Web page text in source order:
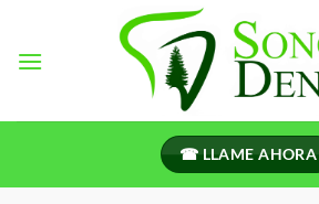
contenido
☎ LLAME AHORA